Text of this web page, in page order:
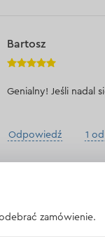
Bartosz
Genialny! Jeśli nadal
Odpowiedź 1
zamówienie.